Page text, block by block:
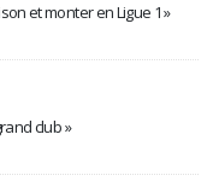
et monter en Ligue 1 »
club »